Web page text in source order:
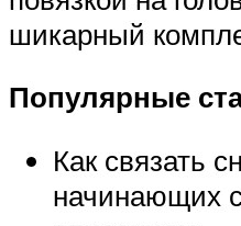
шикарный
Популярные
Как связать
начинающих